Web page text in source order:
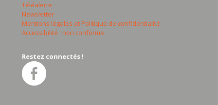
Téléalerte
Newsletter
Mentions légales et Politique de confidentialité
Accessibilité : non conforme
Restez connectés !